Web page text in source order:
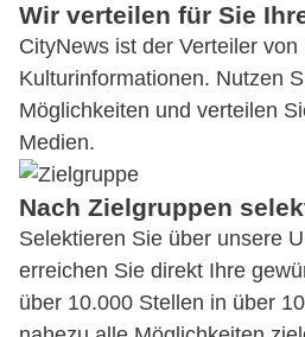
Wir verteilen für Sie
CityNews ist der Verteiler von
Kulturinformationen. Nutzen
Möglichkeiten und verteilen
Medien.
Nach Zielgruppen
Selektieren Sie über unsere
erreichen Sie direkt Ihre
über 10.000 Stellen in über